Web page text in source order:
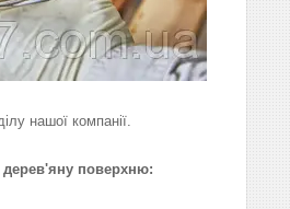
нашої компанії.
дерев'яну поверхню: